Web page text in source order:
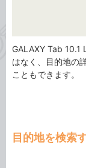
GALAXY Tab 10.1
はなく、目的地の
こともできます。
目的地を検索